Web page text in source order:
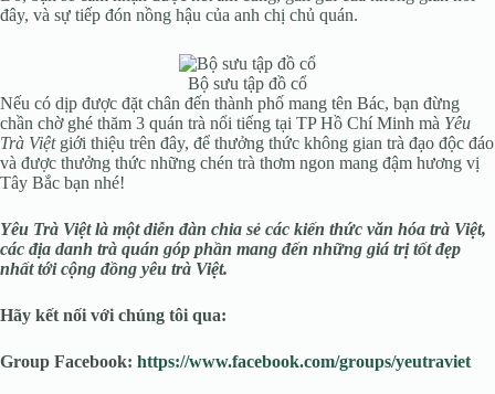
đây, và sự tiếp đón nồng hậu của anh chị chủ quán.
Bộ sưu tập đồ cổ
Nếu có dịp được đặt chân đến thành phố mang tên Bác, bạn đừng
chần chờ ghé thăm 3 quán trà nổi tiếng tại TP Hồ Chí Minh mà Yêu
Trà Việt giới thiệu trên đây, để thưởng thức không gian trà đạo độc đáo
và được thưởng thức những chén trà thơm ngon mang đậm hương vị
Tây Bắc bạn nhé!
Yêu Trà Việt là một diễn đàn chia sẻ các kiến thức văn hóa trà Việt,
các địa danh trà quán góp phần mang đến những giá trị tốt đẹp
nhất tới cộng đồng yêu trà Việt.
Hãy kết nối với chúng tôi qua:
Group Facebook: https://www.facebook.com/groups/yeutraviet